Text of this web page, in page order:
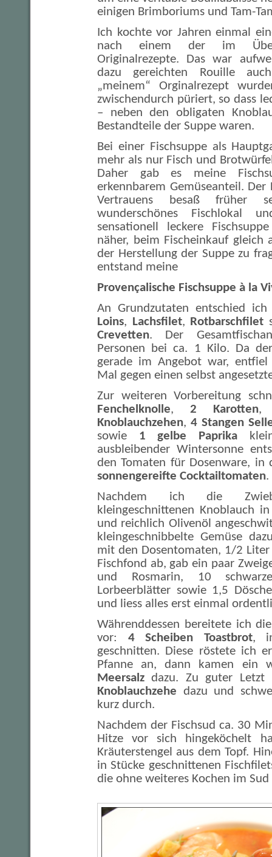
einigen Brimboriums und Tam-
Ich kochte vor Jahren einmal
nach einem der im
Originalrezepte. Das war
dazu gereichten Rouille
„meinem“ Orginalrezept
zwischendurch püriert, so dass
– neben den obligaten
Bestandteile der Suppe waren.
Bei einer Fischsuppe als
mehr als nur Fisch und
Daher gab es meine
erkennbarem Gemüseanteil. Der
Vertrauens besaß früher
wunderschönes Fischlokal
sensationell leckere
näher, beim Fischeinkauf gleich
der Herstellung der Suppe zu
entstand meine
Provençalische Fischsuppe à la
An Grundzutaten entschied
Loins, Lachsfilet, Rotbarschfilet
Crevetten. Der
Personen bei ca. 1 Kilo. Da
gerade im Angebot war, entfiel
Mal gegen einen selbst
Zur weiteren Vorbereitung
Fenchelknolle,2 Karotten
Knoblauchzehen, 4 Stangen
sowie 1 gelbe Paprika
ausbleibender Wintersonne
den Tomaten für Dosenware, in
sonnengereifte Cocktailtomaten.
Nachdem ich die
kleingeschnittenen Knoblauch
und reichlich Olivenöl
kleingeschnibbelte Gemüse
mit den Dosentomaten, 1/2
Fischfond ab, gab ein paar
und Rosmarin, 10
Lorbeerblätter sowie 1,5
und liess alles erst einmal
Währenddessen bereitete ich
vor: 4 Scheiben Toastbrot,
geschnitten. Diese röstete ich
Pfanne an, dann kamen ein
Meersalz dazu. Zu guter
Knoblauchzehe dazu und
kurz durch.
Nachdem der Fischsud ca. 30
Hitze vor sich hingeköchelt
Kräuterstengel aus dem Topf.
in Stücke geschnittenen
die ohne weiteres Kochen im Sud